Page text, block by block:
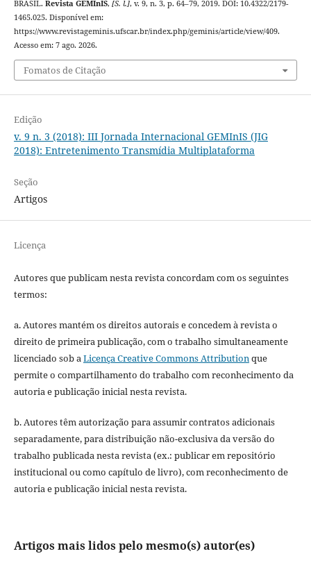
BRASIL. Revista GEMInIS, [S. l.], v. 9, n. 3, p. 64–79, 2019. DOI: 10.4322/2179-
1465.025. Disponível em:
https://www.revistageminis.ufscar.br/index.php/geminis/article/view/409.
Acesso em: 7 ago. 2026.
Fomatos de Citação
Edição
v. 9 n. 3 (2018): III Jornada Internacional GEMInIS (JIG
2018): Entretenimento Transmídia Multiplataforma
Seção
Artigos
Licença
Autores que publicam nesta revista concordam com os seguintes
termos:
a. Autores mantém os direitos autorais e concedem à revista o
direito de primeira publicação, com o trabalho simultaneamente
licenciado sob aLicença Creative Commons Attributionque
permite o compartilhamento do trabalho com reconhecimento da
autoria e publicação inicial nesta revista.
b. Autores têm autorização para assumir contratos adicionais
separadamente, para distribuição não-exclusiva da versão do
trabalho publicada nesta revista (ex.: publicar em repositório
institucional ou como capítulo de livro), com reconhecimento de
autoria e publicação inicial nesta revista.
Artigos mais lidos pelo mesmo(s) autor(es)